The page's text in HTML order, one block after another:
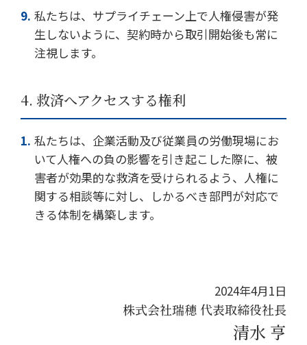
私たちは、サプライチェーン上で人権侵害が発
生しないように、契約時から取引開始後も常に
注視します。
4. 救済へアクセスする権利
私たちは、企業活動及び従業員の労働現場にお
いて人権への負の影響を引き起こした際に、被
害者が効果的な救済を受けられるよう、人権に
関する相談等に対し、しかるべき部門が対応で
きる体制を構築します。
2024年4月1日
株式会社瑞穂 代表取締役社長
清水 亨